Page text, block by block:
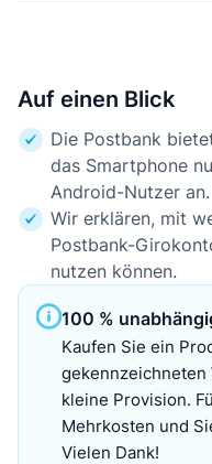
Auf einen Blick
Die Postbank
das Smartphone
Android-Nutzer an.
Wir erklären, mit
Postbank-
nutzen können.
100 %
Kaufen Sie ein
gekennzeichneten
kleine Provision.
Mehrkosten und
Vielen Dank!